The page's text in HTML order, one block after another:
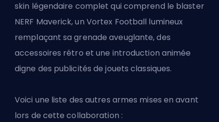
skin légendaire complet qui comprend le blaster
NERF Maverick, un Vortex Football lumineux
remplaçant sa grenade aveuglante, des
accessoires rétro et une introduction animée
digne des publicités de jouets classiques.
Voici une liste des autres armes mises en avant
lors de cette collaboration :